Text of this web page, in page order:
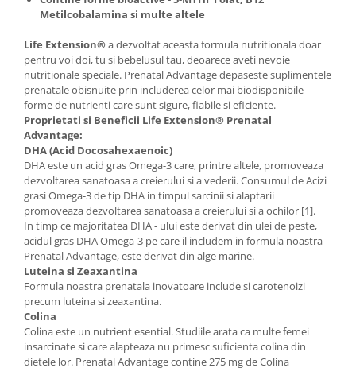
Metilcobalamina si multe altele
Life Extension®a dezvoltat aceasta formula nutritionala doar
pentru voi doi, tu si bebelusul tau, deoarece aveti nevoie
nutritionale speciale. Prenatal Advantage depaseste suplimentele
prenatale obisnuite prin includerea celor mai biodisponibile
forme de nutrienti care sunt sigure, fiabile si eficiente.
Proprietati si Beneficii Life Extension® Prenatal
Advantage:
DHA (Acid Docosahexaenoic)
DHA este un acid gras Omega-3 care, printre altele, promoveaza
dezvoltarea sanatoasa a creierului si a vederii. Consumul de Acizi
grasi Omega-3 de tip DHA in timpul sarcinii si alaptarii
promoveaza dezvoltarea sanatoasa a creierului si a ochilor [1].
In timp ce majoritatea DHA - ului este derivat din ulei de peste,
acidul gras DHA Omega-3 pe care il includem in formula noastra
Prenatal Advantage, este derivat din alge marine.
Luteina si Zeaxantina
Formula noastra prenatala inovatoare include si carotenoizi
precum luteina si zeaxantina.
Colina
Colina este un nutrient esential. Studiile arata ca multe femei
insarcinate si care alapteaza nu primesc suficienta colina din
dietele lor. Prenatal Advantage contine 275 mg de Colina